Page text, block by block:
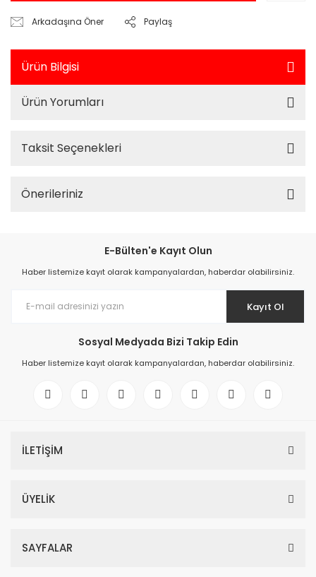
Arkadaşına Öner Paylaş
Ürün Bilgisi
Ürün Yorumları
Taksit Seçenekleri
Önerileriniz
E-Bülten'e Kayıt Olun
Haber listemize kayıt olarak kampanyalardan, haberdar olabilirsiniz.
Kayıt Ol
Sosyal Medyada Bizi Takip Edin
Haber listemize kayıt olarak kampanyalardan, haberdar olabilirsiniz.
İLETİŞİM
ÜYELİK
SAYFALAR